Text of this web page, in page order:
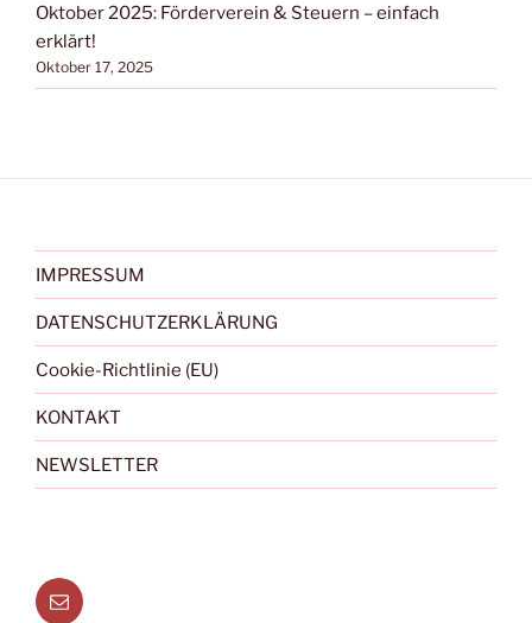
Oktober 2025: Förderverein & Steuern – einfach
erklärt!
Oktober 17, 2025
IMPRESSUM
DATENSCHUTZERKLÄRUNG
Cookie-Richtlinie (EU)
KONTAKT
NEWSLETTER
Menüeintrag